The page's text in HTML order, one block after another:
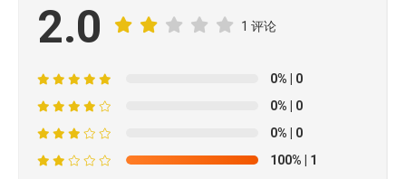
2.0 1 评论
0% | 0
0% | 0
0% | 0
100% | 1